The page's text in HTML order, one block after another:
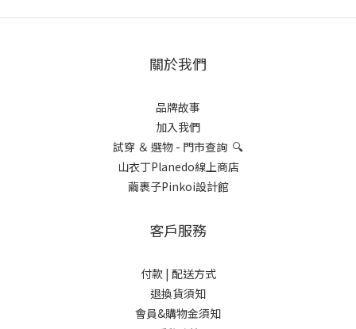
關於我們
品牌故事
加入我們
試穿 ＆ 選物 - 門市查詢 🔍
山衣丁Planedo線上商店
繭裹子Pinkoi設計館
客戶服務
付款 | 配送方式
退換貨須知
會員&購物金須知